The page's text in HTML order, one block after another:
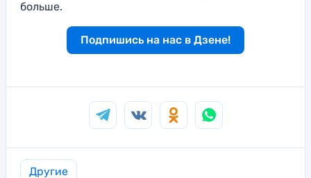
больше.
Подпишись на нас в Дзене!
Другие